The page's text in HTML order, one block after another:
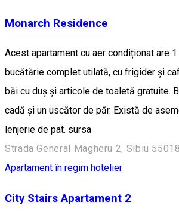
Monarch Residence
Acest apartament cu aer condiționat are
bucătărie complet utilată, cu frigider și
băi cu duș și articole de toaletă gratuite.
cadă și un uscător de păr. Există de
lenjerie de pat. sursa
Strada General Magheru 2, Sibiu
Apartament în regim hotelier
City Stairs Apartament 2